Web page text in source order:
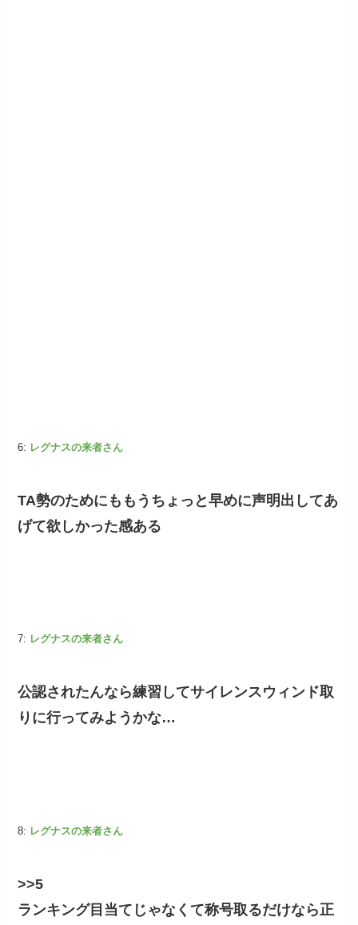
6: レグナスの来者さん
TA勢のためにももうちょっと早めに声明出してあ
げて欲しかった感ある
7: レグナスの来者さん
公認されたんなら練習してサイレンスウィンド取
りに行ってみようかな…
8: レグナスの来者さん
>>5
ランキング目当てじゃなくて称号取るだけなら正